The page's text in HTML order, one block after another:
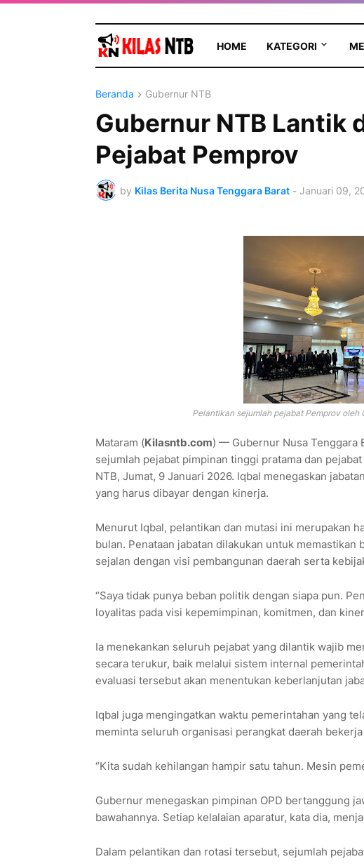
HOME KATEGORI
Beranda Gubernur NTB
Gubernur NTB Lantik
Pejabat Pemprov
by Kilas Berita Nusa Tenggara Barat - Januari 09,
Pelantikan sejumlah pejabat Pemprov
Mataram (Kilasntb.com) — Gubernur Nusa Tenggara
sejumlah pejabat pimpinan tinggi pratama dan
NTB, Jumat, 9 Januari 2026. Iqbal menegaskan
yang harus dibayar dengan kinerja.
Menurut Iqbal, pelantikan dan mutasi ini merupakan
bulan. Penataan jabatan dilakukan untuk
sejalan dengan visi pembangunan daerah serta
“Saya tidak punya beban politik dengan siapa pun.
loyalitas pada visi kepemimpinan, komitmen, dan
Ia menekankan seluruh pejabat yang dilantik wajib
secara terukur, baik melalui sistem internal
evaluasi tersebut akan menentukan keberlanjutan
Iqbal juga mengingatkan waktu pemerintahan yang
meminta seluruh organisasi perangkat daerah
“Kita sudah kehilangan hampir satu tahun. Mesin
Gubernur menegaskan pimpinan OPD bertanggung
bawahannya. Setiap kelalaian aparatur, kata dia,
Dalam pelantikan dan rotasi tersebut, sejumlah